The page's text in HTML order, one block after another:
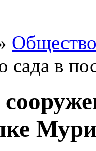
сада в